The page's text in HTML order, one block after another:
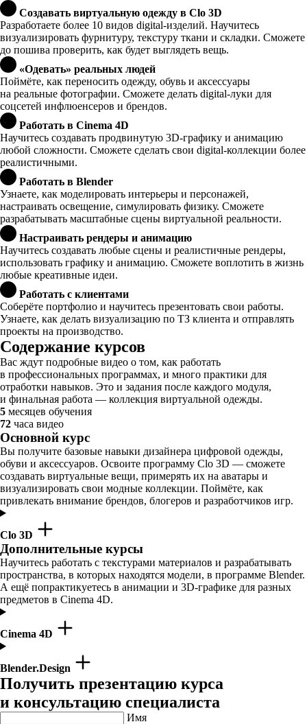
Создавать виртуальную одежду в Clo 3D
Разработаете более 10 видов digital-изделий. Научитесь
визуализировать фурнитуру, текстуру ткани и складки. Сможете
до пошива проверить, как будет выглядеть вещь.
«Одевать» реальных людей
Поймёте, как переносить одежду, обувь и аксессуары
на реальные фотографии. Сможете делать digital-луки для
соцсетей инфлюенсеров и брендов.
Работать в Cinema 4D
Научитесь создавать продвинутую 3D-графику и анимацию
любой сложности. Сможете сделать свои digital-коллекции более
реалистичными.
Работать в Blender
Узнаете, как моделировать интерьеры и персонажей,
настраивать освещение, симулировать физику. Сможете
разрабатывать масштабные сцены виртуальной реальности.
Настраивать рендеры и анимацию
Научитесь создавать любые сцены и реалистичные рендеры,
использовать графику и анимацию. Сможете воплотить в жизнь
любые креативные идеи.
Работать с клиентами
Соберёте портфолио и научитесь презентовать свои работы.
Узнаете, как делать визуализацию по ТЗ клиента и отправлять
проекты на производство.
Содержание курсов
Вас ждут подробные видео о том, как работать
в профессиональных программах, и много практики для
отработки навыков. Это и задания после каждого модуля,
и финальная работа — коллекция виртуальной одежды.
5 месяцев обучения
72 часа видео
Основной курс
Вы получите базовые навыки дизайнера цифровой одежды,
обуви и аксессуаров. Освоите программу Clo 3D — сможете
создавать виртуальные вещи, примерять их на аватары и
визуализировать свои модные коллекции. Поймёте, как
привлекать внимание брендов, блогеров и разработчиков игр.
Clo 3D
Дополнительные курсы
Научитесь работать с текстурами материалов и разрабатывать
пространства, в которых находятся модели, в программе Blender.
А ещё попрактикуетесь в анимации и 3D-графике для разных
предметов в Cinema 4D.
Cinema 4D
Blender.Design
Получить презентацию курса
и консультацию специалиста
Имя